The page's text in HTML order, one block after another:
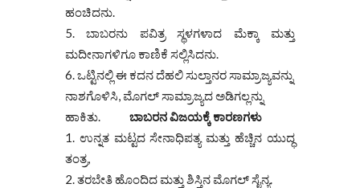
ಹಂಚಿದನು.
ಬಾಬರನು ಪವಿತ್ರ ಸ್ಥಳಗಳಾದ ಮೆಕ್ಕಾ ಮತ್ತು
ಮದೀನಾಗಳಿಗೂ ಕಾಣಿಕೆ ಸಲ್ಲಿಸಿದನು.
ಒಟ್ಟಿನಲ್ಲಿ ಈ ಕದನ ದೆಹಲಿ ಸುಲ್ತಾನರ ಸಾಮ್ರಾಜ್ಯವನ್ನು
ನಾಶಗೊಳಿಸಿ, ಮೊಗಲ್ ಸಾಮ್ರಾಜ್ಯದ ಅಡಿಗಲ್ಲನ್ನು
ಹಾಕಿತು. ಬಾಬರನ ವಿಜಯಕ್ಕೆ ಕಾರಣಗಳು
ಉನ್ನತ ಮಟ್ಟದ ಸೇನಾಧಿಪತ್ಯ ಮತ್ತು ಹೆಚ್ಚಿನ ಯುದ್ಧ
ತಂತ್ರ,
ತರಬೇತಿ ಹೊಂದಿದ ಮತ್ತು ಶಿಸ್ತಿನ ಮೊಗಲ್ ಸೈನ್ಯ.